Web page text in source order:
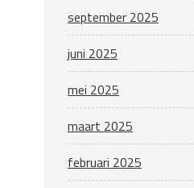
september 2025
juni 2025
mei 2025
maart 2025
februari 2025